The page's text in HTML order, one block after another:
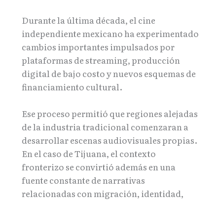
Durante la última década, el cine
independiente mexicano ha experimentado
cambios importantes impulsados por
plataformas de streaming, producción
digital de bajo costo y nuevos esquemas de
financiamiento cultural.
Ese proceso permitió que regiones alejadas
de la industria tradicional comenzaran a
desarrollar escenas audiovisuales propias.
En el caso de Tijuana, el contexto
fronterizo se convirtió además en una
fuente constante de narrativas
relacionadas con migración, identidad,